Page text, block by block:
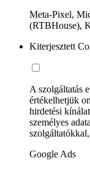
Meta-Pixel,
(RTBHouse),
Kiterjesztett
A szolgáltatás
értékelhetjük
hirdetési
személyes
Google Ads